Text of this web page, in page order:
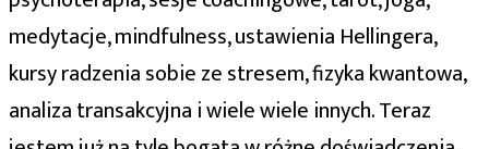
medytacje, mindfulness, ustawienia Hellingera,
kursy radzenia sobie ze stresem, fizyka kwantowa,
analiza transakcyjna i wiele wiele innych. Teraz